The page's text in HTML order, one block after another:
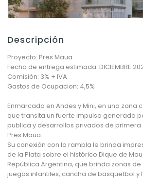
Descripción
Proyecto: Pres Maua
Fecha de entrega estimada: DICIEMBRE
Comisión: 3% + IVA
Gastos de Ocupacion: 4,5%
Enmarcado en Andes y Mini, en una zona
que transita un fuerte impulso generado
publica y desarrollos privados de
Pres Maua.
Su conexión con la rambla le brinda
de la Plata sobre el histórico Dique de
República Argentina, que brinda zonas
juegos infantiles, cancha de basquetbol y